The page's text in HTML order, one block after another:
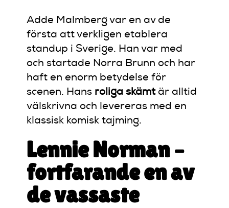
Adde Malmberg var en av de
första att verkligen etablera
standup i Sverige. Han var med
och startade Norra Brunn och har
haft en enorm betydelse för
scenen. Hans roliga skämtär alltid
välskrivna och levereras med en
klassisk komisk tajming.
Lennie Norman –
fortfarande en av
de vassaste